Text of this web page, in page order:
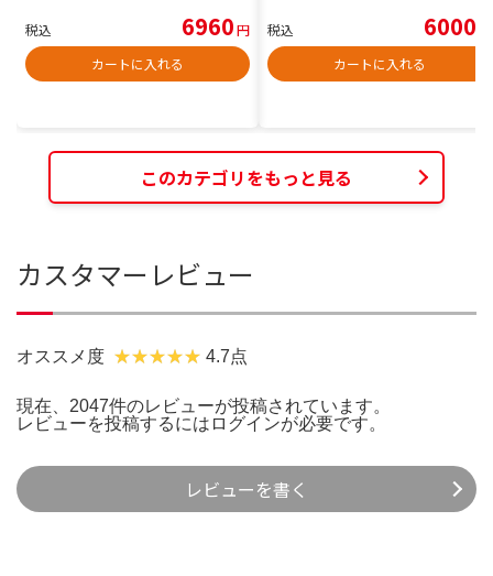
税込 6960円
カートに入れる
税込 6000
カートに入れる
このカテゴリをもっと見る
カスタマーレビュー
オススメ度 4.7点
現在、2047件のレビューが投稿されています。
レビューを投稿するには ログインが必要です。
レビューを書く